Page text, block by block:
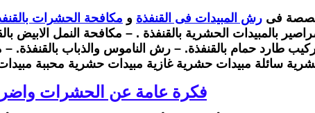
فى رش المبيدات فى القنفذة و مكافحة الحشرات
بالمبيدات الحشرية بالقنفذة . – مكافحة النمل الابيض
طارد حمام بالقنفذة. – رش الناموس والذباب بالقنفذة.
سائلة مبيدات حشرية غازية مبيدات حشرية محببة
فكرة عامة عن الحشرات